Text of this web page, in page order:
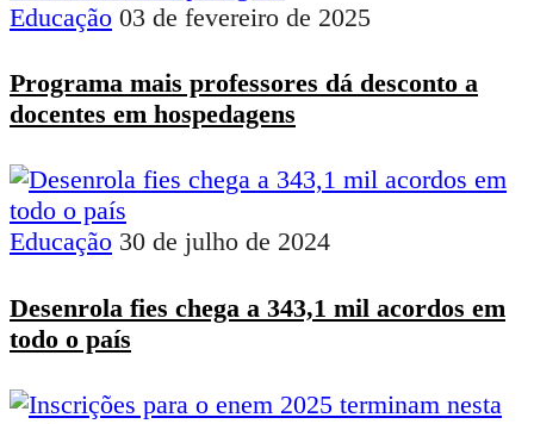
Educação 03 de fevereiro de 2025
Programa mais professores dá desconto a
docentes em hospedagens
Educação 30 de julho de 2024
Desenrola fies chega a 343,1 mil acordos em
todo o país